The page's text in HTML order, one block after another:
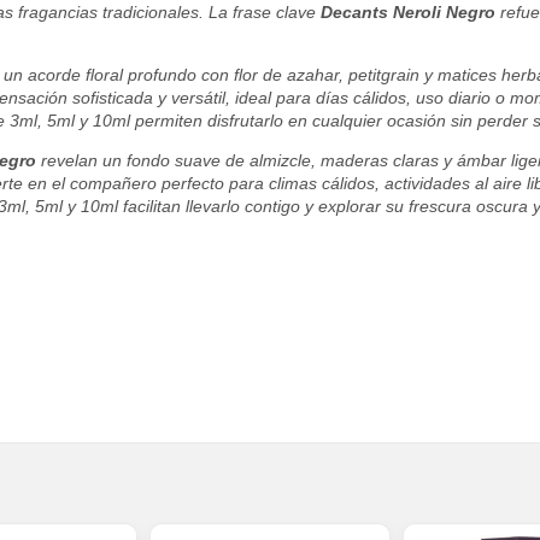
fragancias tradicionales. La frase clave Decants Neroli Negro
acorde floral profundo con flor de azahar, petitgrain y matices
sofisticada y versátil, ideal para días cálidos, uso diario o
5ml y 10ml permiten disfrutarlo en cualquier ocasión sin perder
revelan un fondo suave de almizcle, maderas claras y ámbar
en el compañero perfecto para climas cálidos, actividades al aire
5ml y 10ml facilitan llevarlo contigo y explorar su frescura oscura